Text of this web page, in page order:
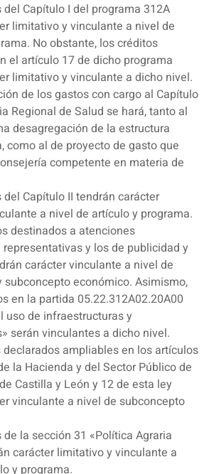
Capítulo I del programa 312A
limitativo y vinculante a nivel de
No obstante, los créditos
el artículo 17 de dicho programa
limitativo y vinculante a dicho nivel.
de los gastos con cargo al Capítulo
Regional de Salud se hará, tanto al
desagregación de la estructura
como al de proyecto de gasto que
competente en materia de
Capítulo II tendrán carácter
a nivel de artículo y programa.
destinados a atenciones
y los de publicidad y
carácter vinculante a nivel de
subconcepto económico. Asimismo,
en la partida 05.22.312A02.20A00
uso de infraestructuras y
serán vinculantes a dicho nivel.
ampliables en los artículos
la Hacienda y del Sector Público de
Castilla y León y 12 de esta ley
vinculante a nivel de subconcepto
la sección 31 «Política Agraria
carácter limitativo y vinculante a
y programa.